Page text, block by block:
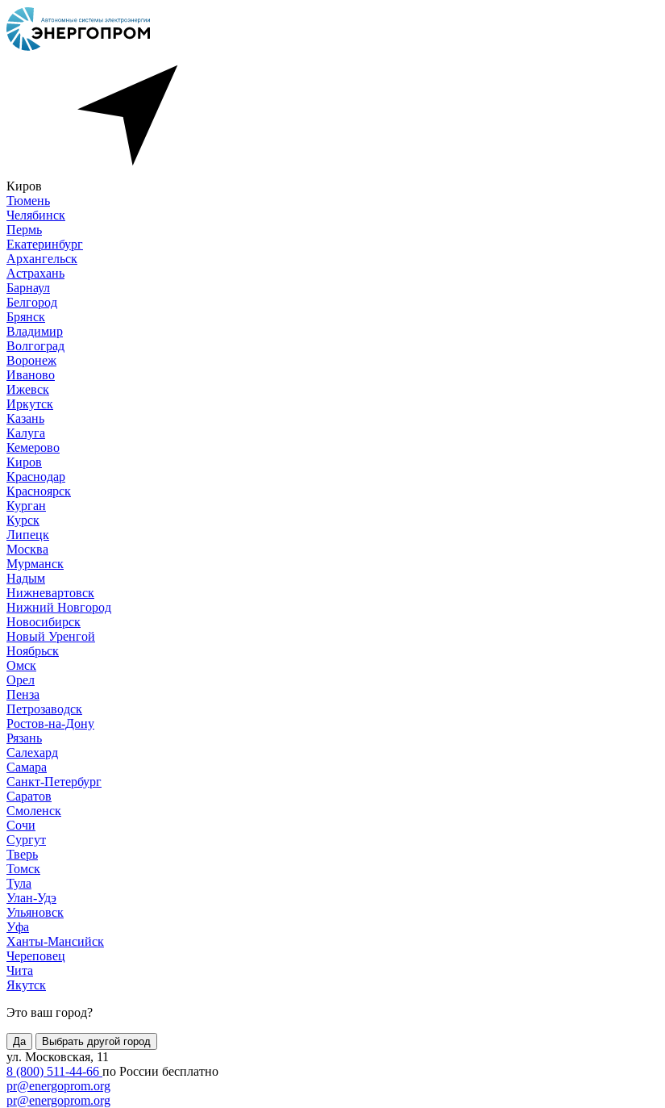
Киров
Тюмень
Челябинск
Пермь
Екатеринбург
Архангельск
Астрахань
Барнаул
Белгород
Брянск
Владимир
Волгоград
Воронеж
Иваново
Ижевск
Иркутск
Казань
Калуга
Кемерово
Киров
Краснодар
Красноярск
Курган
Курск
Липецк
Москва
Мурманск
Надым
Нижневартовск
Нижний Новгород
Новосибирск
Новый Уренгой
Ноябрьск
Омск
Орел
Пенза
Петрозаводск
Ростов-на-Дону
Рязань
Салехард
Самара
Санкт-Петербург
Саратов
Смоленск
Сочи
Сургут
Тверь
Томск
Тула
Улан-Удэ
Ульяновск
Уфа
Ханты-Мансийск
Череповец
Чита
Якутск
Это ваш город?
Да Выбрать другой город
ул. Московская, 11
8 (800) 511-44-66 по России бесплатно
pr@energoprom.org
pr@energoprom.org